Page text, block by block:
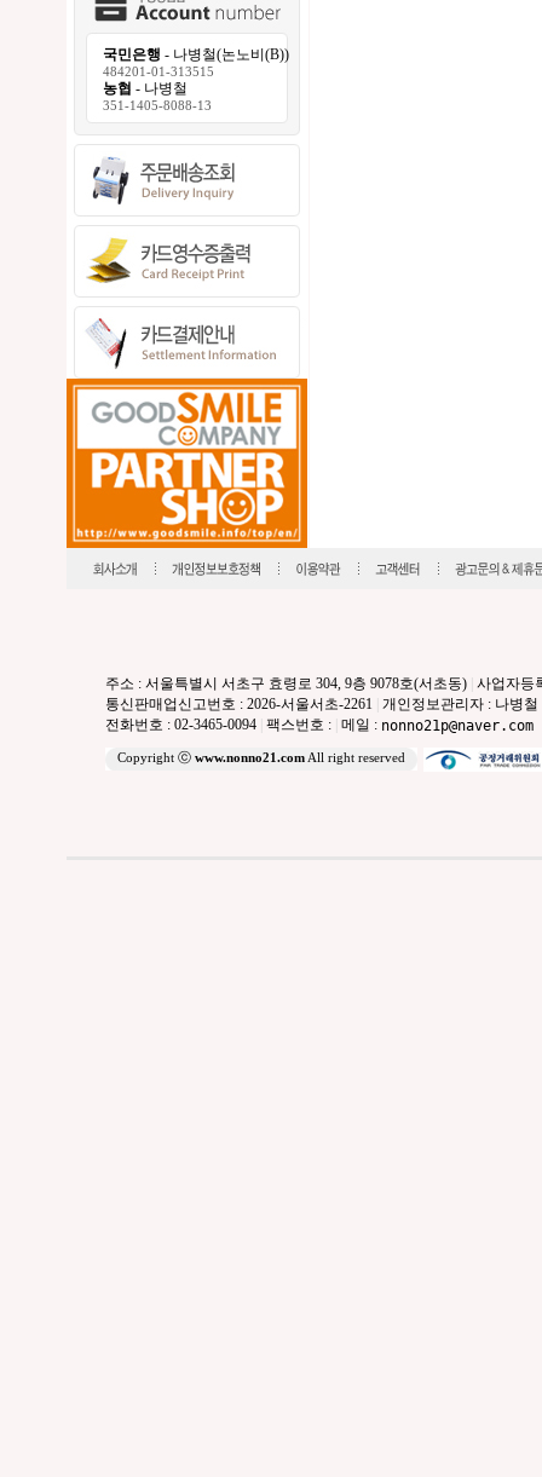
국민은행 - 나병철(논노비(B))
484201-01-313515
농협 - 나병철
351-1405-8088-13
주소 : 서울특별시 서초구 효령로 304, 9층 9078호(서초동) 사업자등
통신판매업신고번호 : 2026-서울서초-2261 개인정보관리자 : 나병철
전화번호 : 02-3465-0094 팩스번호 : 메일 : nonno21p@naver.com
Copyright ⓒ www.nonno21.comAll right reserved